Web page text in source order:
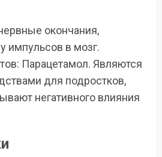
окончания,
импульсов в мозг.
Парацетамол. Являются
для подростков,
негативного влияния